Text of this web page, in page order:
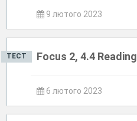
9 лютого 2023
ТЕСТ Focus 2, 4.4 Reading
6 лютого 2023